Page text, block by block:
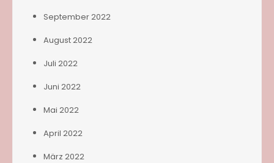
September 2022
August 2022
Juli 2022
Juni 2022
Mai 2022
April 2022
März 2022